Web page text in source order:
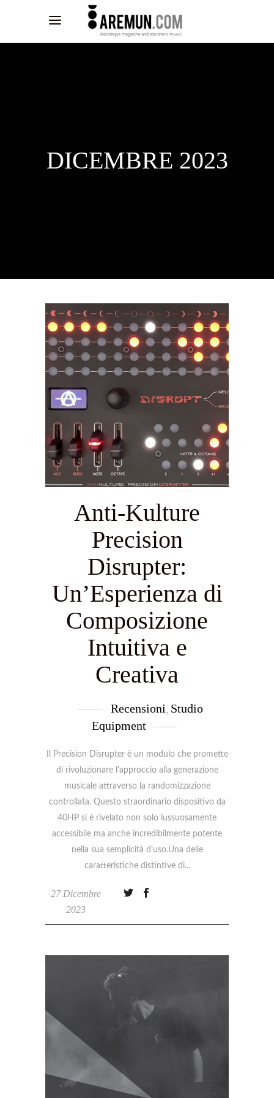
DICEMBRE 2023
Anti-Kulture
Precision
Disrupter:
Un’Esperienza di
Composizione
Intuitiva e
Creativa
Recensioni Studio
Equipment
Il Precision Disrupter è un modulo che promette
di rivoluzionare l'approccio alla generazione
musicale attraverso la randomizzazione
controllata. Questo straordinario dispositivo da
40HP si è rivelato non solo lussuosamente
accessibile ma anche incredibilmente potente
nella sua semplicità d'uso.Una delle
caratteristiche distintive di
27 Dicembre
2023